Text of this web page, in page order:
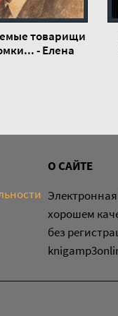
товарищи
- Елена
О САЙТЕ
хорошем
без